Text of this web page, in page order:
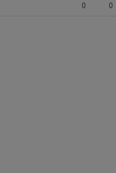
0 0